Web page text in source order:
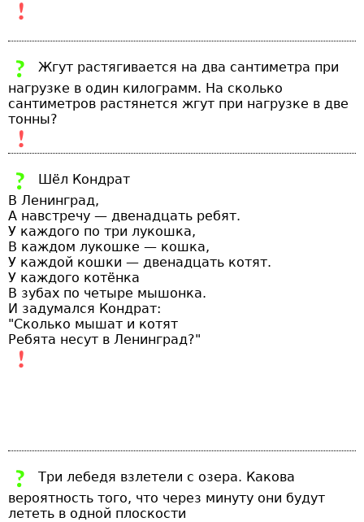
Жгут растягивается на два сантиметра при
нагрузке в один килограмм. На сколько
сантиметров растянется жгут при нагрузке в две
тонны?
Шёл Кондрат
В Ленинград,
А навстречу — двенадцать ребят.
У каждого по три лукошка,
В каждом лукошке — кошка,
У каждой кошки — двенадцать котят.
У каждого котёнка
В зубах по четыре мышонка.
И задумался Кондрат:
"Сколько мышат и котят
Ребята несут в Ленинград?"
Три лебедя взлетели с озера. Какова
вероятность того, что через минуту они будут
лететь в одной плоскости